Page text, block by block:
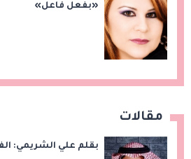
«بفعل فاعل»
مقالات
بقلم علي الشريمي: